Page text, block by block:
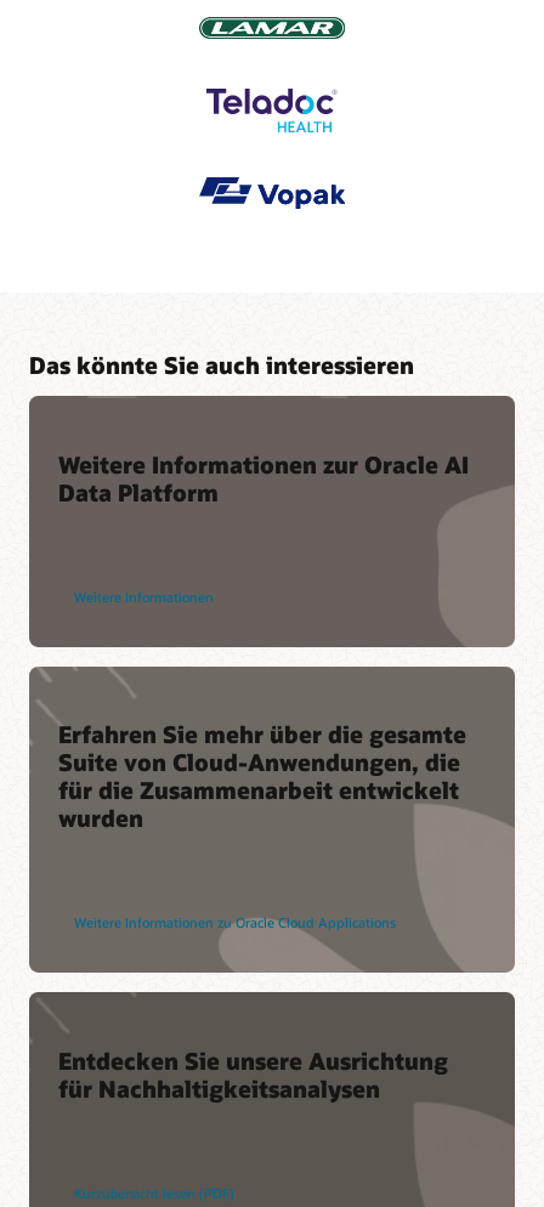
Das könnte Sie auch interessieren
Weitere Informationen zur Oracle AI
Data Platform
Weitere Informationen
Erfahren Sie mehr über die gesamte
Suite von Cloud-Anwendungen, die
für die Zusammenarbeit entwickelt
wurden
Weitere Informationen zu Oracle Cloud Applications
Entdecken Sie unsere Ausrichtung
für Nachhaltigkeitsanalysen
Kurzübersicht lesen (PDF)